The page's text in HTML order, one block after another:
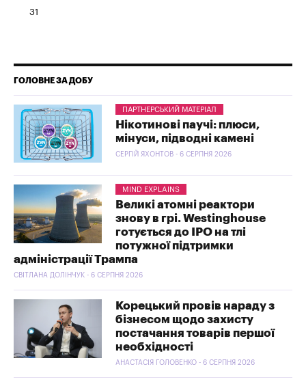
31
ГОЛОВНЕ ЗА ДОБУ
ПАРТНЕРСЬКИЙ МАТЕРІАЛ
Нікотинові паучі: плюси,
мінуси, підводні камені
СЕРГІЙ ЯХОНТОВ - 6 СЕРПНЯ 2026
MIND EXPLAINS
Великі атомні реактори
знову в грі. Westinghouse
готується до IPO на тлі
потужної підтримки
адміністрації Трампа
СВІТЛАНА ДОЛІНЧУК - 6 СЕРПНЯ 2026
Корецький провів нараду з
бізнесом щодо захисту
постачання товарів першої
необхідності
АНАСТАСІЯ ГОЛОВЕНКО - 6 СЕРПНЯ 2026